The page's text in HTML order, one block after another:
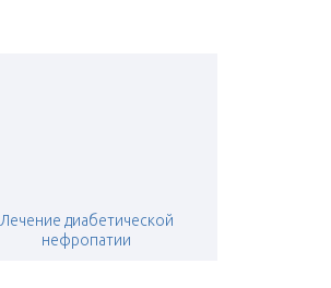
Лечение диабетической
нефропатии